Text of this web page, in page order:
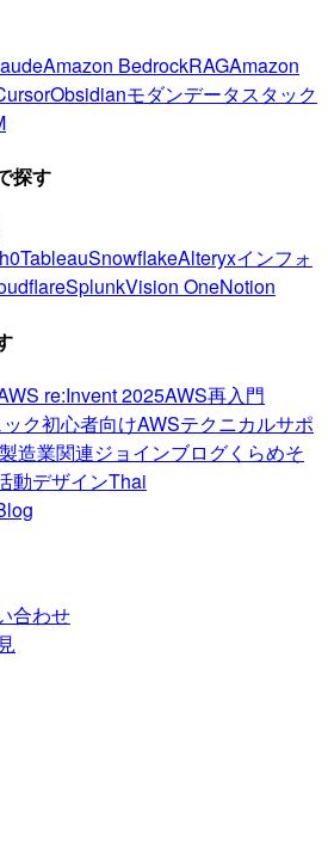
Amazon BedrockRAGAmazon
Obsidianモダンデータスタック
探す
TableauSnowflakeAlteryxインフォ
SplunkVision OneNotion
re:Invent 2025AWS再入門
ク初心者向けAWSテクニカルサポ
製造業関連ジョインブログくらめそ
動デザインThai
合わせ